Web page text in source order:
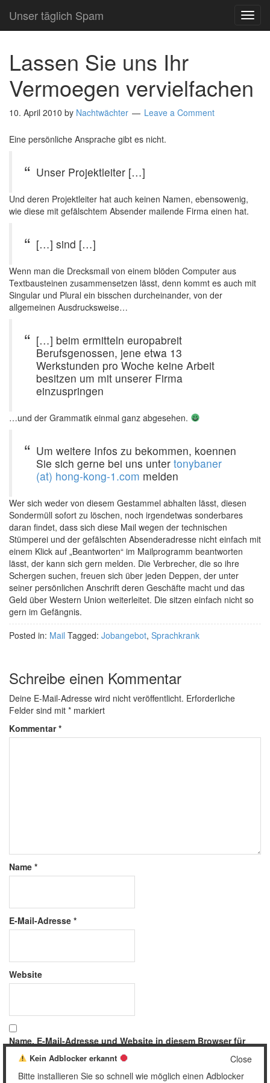
Unser täglich Spam
Lassen Sie uns Ihr
Vermoegen vervielfachen
10. April 2010 by Nachtwächter Leave a Comment
Eine persönliche Ansprache gibt es nicht.
Unser Projektleiter […]
Und deren Projektleiter hat auch keinen Namen, ebensowenig,
wie diese mit gefälschtem Absender mailende Firma einen hat.
[…] sind […]
Wenn man die Drecksmail von einem blöden Computer aus
Textbausteinen zusammensetzen lässt, denn kommt es auch mit
Singular und Plural ein bisschen durcheinander, von der
allgemeinen Ausdrucksweise…
[…] beim ermitteln europabreit
Berufsgenossen, jene etwa 13
Werkstunden pro Woche keine Arbeit
besitzen um mit unserer Firma
einzuspringen
…und der Grammatik einmal ganz abgesehen.
Um weitere Infos zu bekommen, koennen
Sie sich gerne bei uns unter tonybaner
(at) hong-kong-1.com melden
Wer sich weder von diesem Gestammel abhalten lässt, diesen
Sondermüll sofort zu löschen, noch irgendetwas sonderbares
daran findet, dass sich diese Mail wegen der technischen
Stümperei und der gefälschten Absenderadresse nicht einfach mit
einem Klick auf „Beantworten“ im Mailprogramm beantworten
lässt, der kann sich gern melden. Die Verbrecher, die so ihre
Schergen suchen, freuen sich über jeden Deppen, der unter
seiner persönlichen Anschrift deren Geschäfte macht und das
Geld über Western Union weiterleitet. Die sitzen einfach nicht so
gern im Gefängnis.
Posted in: Mail Tagged: Jobangebot, Sprachkrank
Schreibe einen Kommentar
Deine E-Mail-Adresse wird nicht veröffentlicht. Erforderliche
Felder sind mit * markiert
Kommentar*
Name *
E-Mail-Adresse *
Website
Name, E-Mail-Adresse und Website in diesem Browser für
meinen nächsten Kommentar speichern.
Close
Kein Adblocker erkannt
Bitte installieren Sie so schnell wie möglich einen Adblocker